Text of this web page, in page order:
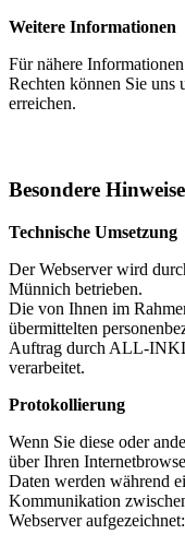
Weitere Informationen
Für nähere
Rechten können Sie uns
erreichen.
Besondere
Technische Umsetzung
Der Webserver wird
Münnich betrieben.
Die von Ihnen im
übermittelten
Auftrag durch ALL-
verarbeitet.
Protokollierung
Wenn Sie diese oder
über Ihren
Daten werden während
Kommunikation
Webserver aufgezeichnet: